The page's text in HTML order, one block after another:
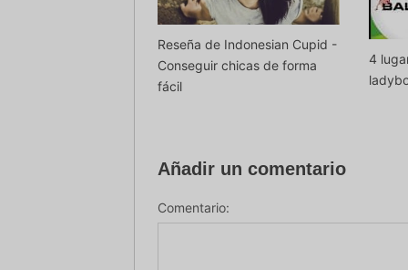
Reseña de Indonesian Cupid -
Conseguir chicas de forma
fácil
4
Añadir un comentario
Comentario: